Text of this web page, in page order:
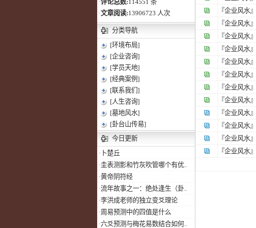
·评论总数:114551 条
·文章阅读:13906723 人次
分类导航
[环境布局]
[企业咨询]
[学员天地]
[经典案例]
[联系我们]
[人生咨询]
[墓地风水]
[卦台山传易]
今日更新
· 卜楚丘
·圭表测影和竹灰吹管哪个有优..
·黄帝阴符经
·流年故事之一：绝处逢生（卦..
·李洪成老师的独立变爻理论
·周易预测中的四值是什么
·六爻预测与梅花易数结合如何..
『企业风水』
『企业风水』
『企业风水』
『企业风水』
『企业风水』
『企业风水』
『企业风水』
『企业风水』
『企业风水』
『企业风水』
『企业风水』
『企业风水』